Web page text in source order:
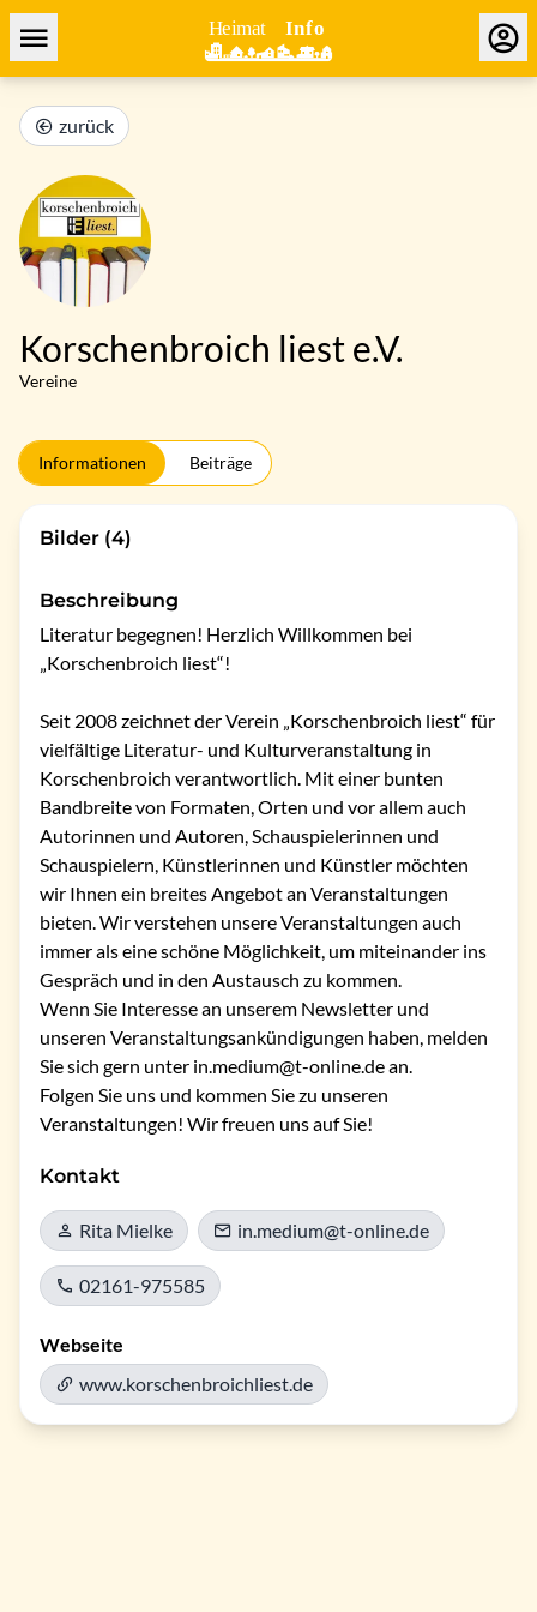
zurück
Korschenbroich liest e.V.
Vereine
Informationen Beiträge
Bilder (4)
Beschreibung
Literatur begegnen! Herzlich Willkommen bei
„Korschenbroich liest“!
Seit 2008 zeichnet der Verein „Korschenbroich liest“ für
vielfältige Literatur- und Kulturveranstaltung in
Korschenbroich verantwortlich. Mit einer bunten
Bandbreite von Formaten, Orten und vor allem auch
Autorinnen und Autoren, Schauspielerinnen und
Schauspielern, Künstlerinnen und Künstler möchten
wir Ihnen ein breites Angebot an Veranstaltungen
bieten. Wir verstehen unsere Veranstaltungen auch
immer als eine schöne Möglichkeit, um miteinander ins
Gespräch und in den Austausch zu kommen.
Wenn Sie Interesse an unserem Newsletter und
unseren Veranstaltungsankündigungen haben, melden
Sie sich gern unter in.medium@t-online.de an.
Folgen Sie uns und kommen Sie zu unseren
Veranstaltungen! Wir freuen uns auf Sie!
Kontakt
Rita Mielke in.medium@t-online.de
02161-975585
Webseite
www.korschenbroichliest.de